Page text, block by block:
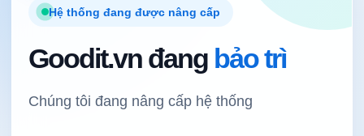
Hệ thống đang được nâng cấp
Goodit.vn đang bảo trì
Chúng tôi đang nâng cấp hệ thống